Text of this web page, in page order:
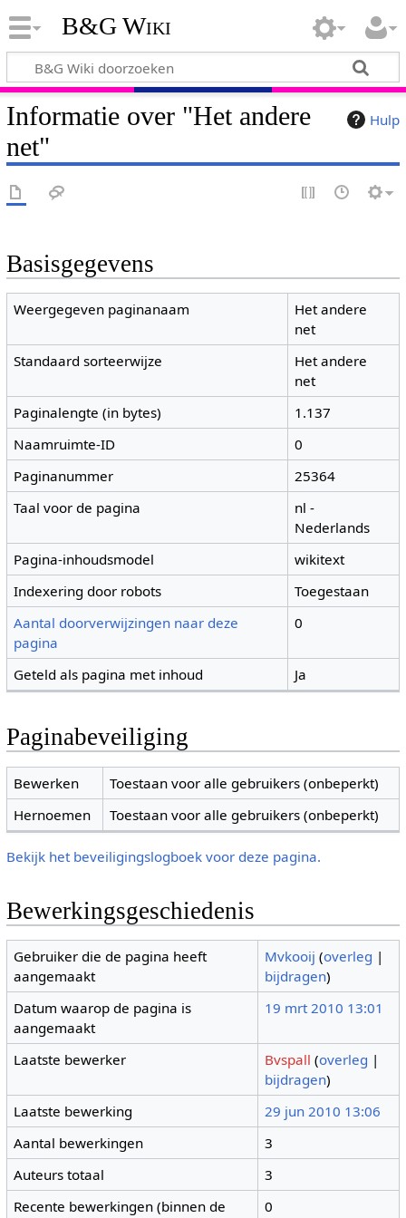
B&G Wiki
Hulp
Informatie over "Het andere
net"
Basisgegevens
Weergegeven paginanaam
Het andere
net
Standaard sorteerwijze
Het andere
net
Paginalengte (in bytes)
1.137
Naamruimte-ID
0
Paginanummer
25364
Taal voor de pagina
nl -
Nederlands
Pagina-inhoudsmodel
wikitext
Indexering door robots
Toegestaan
Aantal doorverwijzingen naar deze
pagina
0
Geteld als pagina met inhoud Ja
Paginabeveiliging
Bewerken
Toestaan voor alle gebruikers (onbeperkt)
Hernoemen
Toestaan voor alle gebruikers (onbeperkt)
Bekijk het beveiligingslogboek voor deze pagina.
Bewerkingsgeschiedenis
Gebruiker die de pagina heeft
aangemaakt
Mvkooij (overleg |
bijdragen)
Datum waarop de pagina is
aangemaakt
19 mrt 2010 13:01
Laatste bewerker Bvspall (overleg |
bijdragen)
Laatste bewerking
29 jun 2010 13:06
Aantal bewerkingen
3
Auteurs totaal
3
Recente bewerkingen (binnen de
0